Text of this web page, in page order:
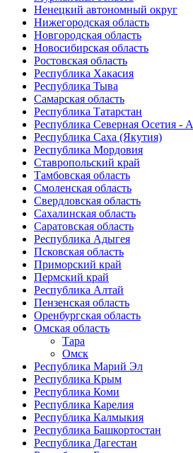
Ненецкий автономный округ
Нижегородская область
Новгородская область
Новосибирская область
Ростовская область
Республика Хакасия
Республика Тыва
Самарская область
Республика Татарстан
Республика Северная Осетия -
Республика Саха (Якутия)
Республика Мордовия
Ставропольский край
Тамбовская область
Смоленская область
Свердловская область
Сахалинская область
Саратовская область
Республика Адыгея
Псковская область
Приморский край
Пермский край
Республика Алтай
Пензенская область
Оренбургская область
Омская область
Тара
Омск
Республика Марий Эл
Республика Крым
Республика Коми
Республика Карелия
Республика Калмыкия
Республика Башкортостан
Республика Дагестан